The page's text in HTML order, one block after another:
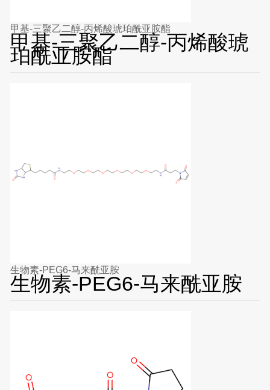
甲基-三聚乙二醇-丙烯酸琥珀酰亚胺酯
甲基-三聚乙二醇-丙烯酸琥
珀酰亚胺酯
生物素-PEG6-马来酰亚胺
生物素-PEG6-马来酰亚胺